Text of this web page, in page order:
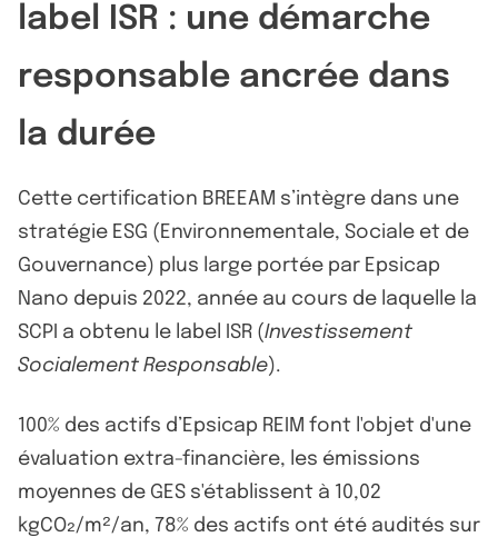
label ISR : une démarche
responsable ancrée dans
la durée
Cette certification BREEAM s’intègre dans une
stratégie ESG (Environnementale, Sociale et de
Gouvernance) plus large portée par Epsicap
Nano depuis 2022, année au cours de laquelle la
SCPI a obtenu le label ISR (Investissement
Socialement Responsable).
100% des actifs d’Epsicap REIM font l'objet d'une
évaluation extra-financière, les émissions
moyennes de GES s'établissent à 10,02
kgCO₂/m²/an, 78% des actifs ont été audités sur